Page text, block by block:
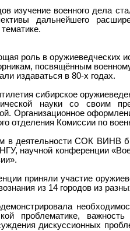
изучение военного дела
дальнейшего
роль в оружиеведческих
посвящённым
издаваться в 80-х годах.
сибирское
науки со своим
Организационное
отделения Комиссии по
в деятельности СОК ВИНВ
научной конференции
приняли участие
из 14 городов из
проблематике,
дискуссионных